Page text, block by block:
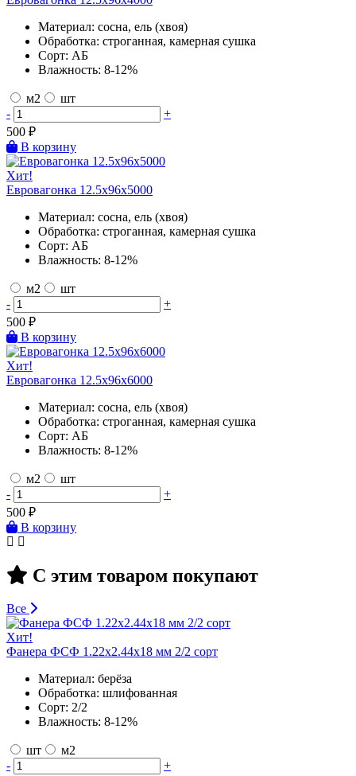
Материал: сосна, ель (хвоя)
Обработка: строганная, камерная сушка
Сорт: АБ
Влажность: 8-12%
м2
шт
-
+
500 ₽
В корзину
Хит!
Евровагонка 12.5х96х5000
Материал: сосна, ель (хвоя)
Обработка: строганная, камерная сушка
Сорт: АБ
Влажность: 8-12%
м2
шт
-
+
500 ₽
В корзину
Хит!
Евровагонка 12.5х96х6000
Материал: сосна, ель (хвоя)
Обработка: строганная, камерная сушка
Сорт: АБ
Влажность: 8-12%
м2
шт
-
+
500 ₽
В корзину
С этим товаром покупают
Все
Хит!
Фанера ФСФ 1.22х2.44х18 мм 2/2 сорт
Материал: берёза
Обработка: шлифованная
Сорт: 2/2
Влажность: 8-12%
шт
м2
-
+